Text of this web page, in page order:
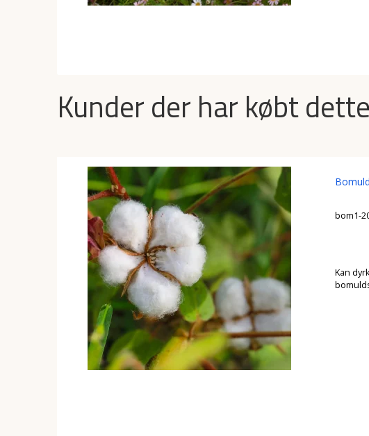
Kunder der har købt
bom1-
Kan